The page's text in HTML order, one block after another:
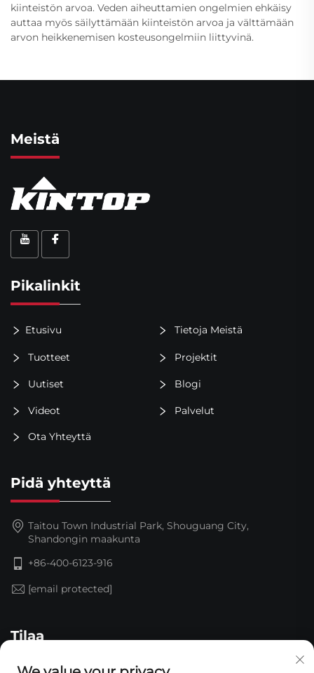
kiinteistön arvoa. Veden aiheuttamien ongelmien ehkäisy
auttaa myös säilyttämään kiinteistön arvoa ja välttämään
arvon heikkenemisen kosteusongelmiin liittyvinä.
Meistä
Pikalinkit
Etusivu Tietoja Meistä
Tuotteet Projektit
Uutiset Blogi
Videot Palvelut
Ota Yhteyttä
Pidä yhteyttä
Taitou Town Industrial Park, Shouguang City,
Shandongin maakunta
+86-400-6123-916
[email protected]
Tilaa